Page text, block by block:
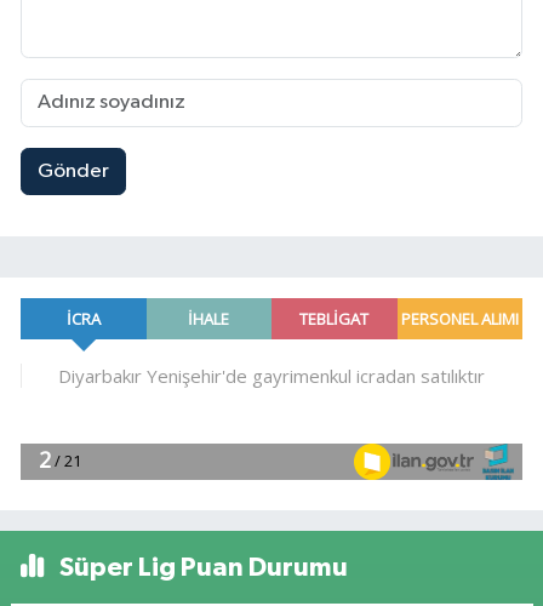
Gönder
Süper Lig Puan Durumu